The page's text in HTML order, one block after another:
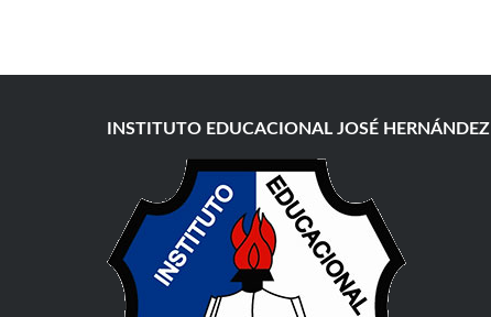
INSTITUTO EDUCACIONAL JOSÉ HERNÁNDEZ